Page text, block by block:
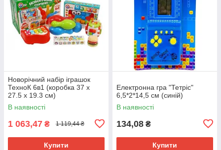
Новорічний набір іграшок
ТехноК 6в1 (коробка 37 х
27.5 х 19.3 см)
В наявності
1 063,47 ₴ 1 119,44 ₴
Купити
Електронна гра "Тетріс"
6,5*2*14,5 см (синій)
В наявності
134,08 ₴
Купити